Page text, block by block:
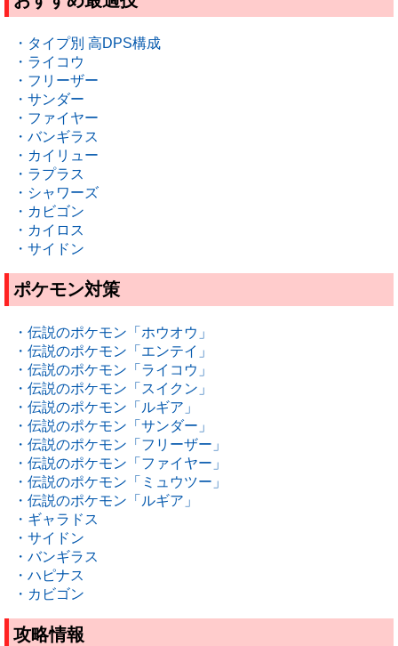
・タイプ別 高DPS構成
・ライコウ
・フリーザー
・サンダー
・ファイヤー
・バンギラス
・カイリュー
・ラプラス
・シャワーズ
・カビゴン
・カイロス
・サイドン
ポケモン対策
・伝説のポケモン「ホウオウ」
・伝説のポケモン「エンテイ」
・伝説のポケモン「ライコウ」
・伝説のポケモン「スイクン」
・伝説のポケモン「ルギア」
・伝説のポケモン「サンダー」
・伝説のポケモン「フリーザー」
・伝説のポケモン「ファイヤー」
・伝説のポケモン「ミュウツー」
・伝説のポケモン「ルギア」
・ギャラドス
・サイドン
・バンギラス
・ハピナス
・カビゴン
攻略情報